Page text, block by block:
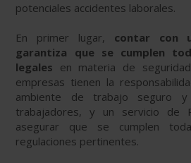
potenciales accidentes laborales.
En primer lugar, contar con
garantiza que se cumplen
legales en materia de
empresas tienen la
ambiente de trabajo seguro y
trabajadores, y un servicio de
asegurar que se cumplen
regulaciones pertinentes.